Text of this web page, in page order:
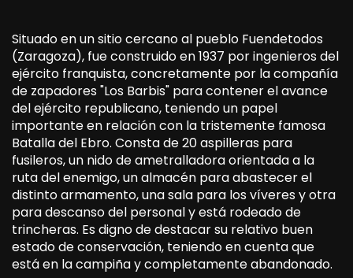
Situado en un sitio cercano al pueblo Fuendetodos
(Zaragoza), fue construido en 1937 por ingenieros del
ejército franquista, concretamente por la compañía
de zapadores "Los Barbis" para contener el avance
del ejército republicano, teniendo un papel
importante en relación con la tristemente famosa
Batalla del Ebro. Consta de 20 aspilleras para
fusileros, un nido de ametralladora orientada a la
ruta del enemigo, un almacén para abastecer el
distinto armamento, una sala para los víveres y otra
para descanso del personal y está rodeado de
trincheras. Es digno de destacar su relativo buen
estado de conservación, teniendo en cuenta que
está en la campiña y completamente abandonado.